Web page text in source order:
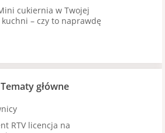
cukiernia w Twojej
– czy to naprawdę
Tematy główne
RTV licencja na